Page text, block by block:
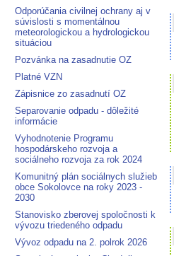
Odporúčania civilnej ochrany aj v
súvislosti s momentálnou
meteorologickou a hydrologickou
situáciou
Pozvánka na zasadnutie OZ
Platné VZN
Zápisnice zo zasadnutí OZ
Separovanie odpadu - dôležité
informácie
Vyhodnotenie Programu
hospodárskeho rozvoja a
sociálneho rozvoja za rok 2024
Komunitný plán sociálnych služieb
obce Sokolovce na roky 2023 -
2030
Stanovisko zberovej spoločnosti k
vývozu triedeného odpadu
Vývoz odpadu na 2. polrok 2026